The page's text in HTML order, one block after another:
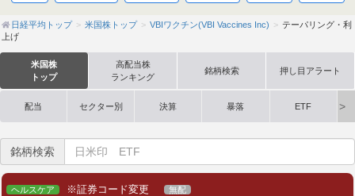
日経平均トップ 米国株トップ VBIワクチン(VBI Vaccines Inc)
テーパリング・利
上げ
米国株
トップ
高配当株
ランキング
銘柄検索 押し目アラート
配当 セクター別 決算 暴落 ETF
銘柄検索
ヘルスケア ※証券コード変更 無配